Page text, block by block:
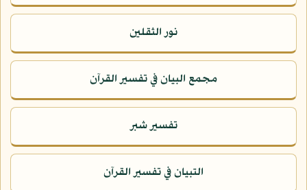
نور الثقلين
مجمع البيان في تفسير القرآن
تفسير شبر
التبيان في تفسير القرآن